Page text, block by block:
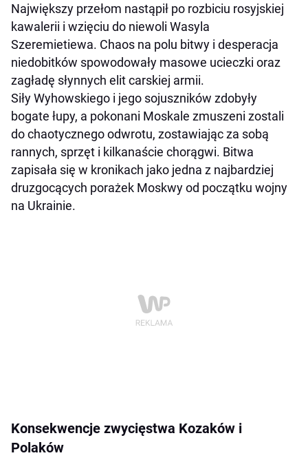
Największy przełom nastąpił po rozbiciu rosyjskiej
kawalerii i wzięciu do niewoli Wasyla
Szeremietiewa. Chaos na polu bitwy i desperacja
niedobitków spowodowały masowe ucieczki oraz
zagładę słynnych elit carskiej armii.
Siły Wyhowskiego i jego sojuszników zdobyły
bogate łupy, a pokonani Moskale zmuszeni zostali
do chaotycznego odwrotu, zostawiając za sobą
rannych, sprzęt i kilkanaście chorągwi. Bitwa
zapisała się w kronikach jako jedna z najbardziej
druzgocących porażek Moskwy od początku wojny
na Ukrainie.
Konsekwencje zwycięstwa Kozaków i
Polaków